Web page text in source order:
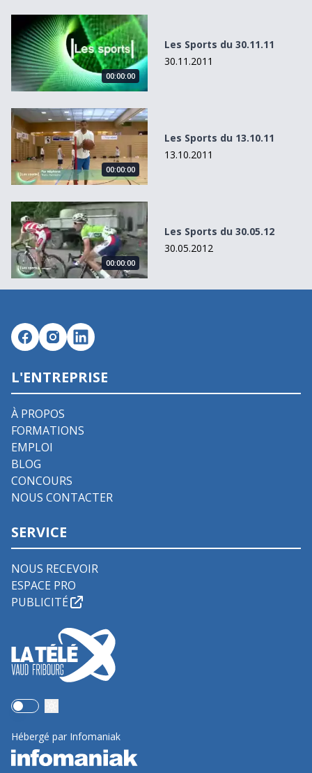
Les Sports du 30.11.11
00:00:00
Les Sports du 30.11.11
30.11.2011
Les Sports du 13.10.11
00:00:00
Les Sports du 13.10.11
13.10.2011
Les Sports du 30.05.12
00:00:00
Les Sports du 30.05.12
30.05.2012
L'ENTREPRISE
À PROPOS
FORMATIONS
EMPLOI
BLOG
CONCOURS
NOUS CONTACTER
SERVICE
NOUS RECEVOIR
ESPACE PRO
PUBLICITÉ
Use setting
Hébergé par Infomaniak